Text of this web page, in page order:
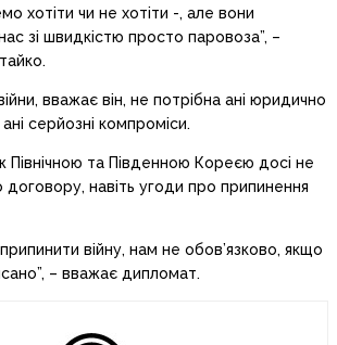
хотіти чи не хотіти -, але вони
зі швидкістю просто паровоза”, –
вважає він, не потрібна ані юридично
серйозні компроміси.
Північною та Південною Кореєю досі не
навіть угоди про припинення
війну, нам не обов’язково, якщо
– вважає дипломат.